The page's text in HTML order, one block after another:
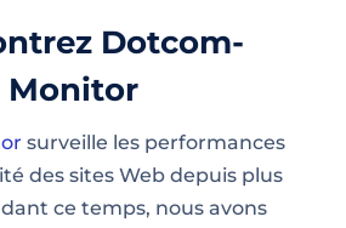
Dotcom-
Monitor
surveille les performances
des sites Web depuis plus
ce temps, nous avons